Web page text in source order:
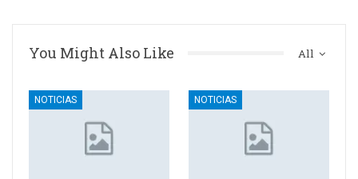
All
You Might Also Like
NOTICIAS NOTICIAS